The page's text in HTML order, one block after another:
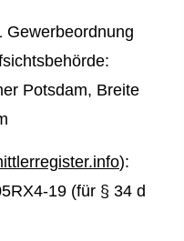
Gewerbeordnung
Potsdam, Breite
):
19 (für § 34 d